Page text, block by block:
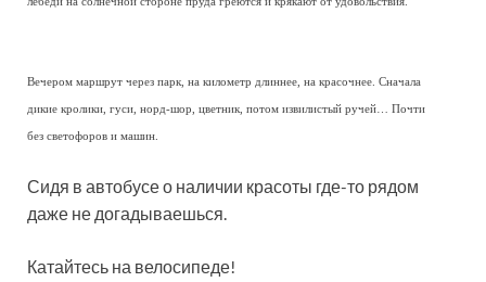
Вечером маршрут через парк, на километр длиннее, на красочнее. Сначала
дикие кролики, гуси, норд-шор, цветник, потом извилистый ручей… Почти
без светофоров и машин.
Сидя в автобусе о наличии красоты где-то рядом
даже не догадываешься.
Катайтесь на велосипеде!